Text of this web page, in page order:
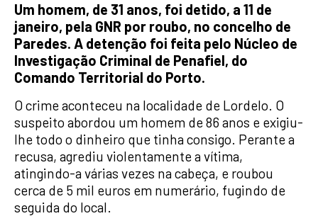
Um homem, de 31 anos, foi detido, a 11 de
janeiro, pela GNR por roubo, no concelho de
Paredes. A detenção foi feita pelo Núcleo de
Investigação Criminal de Penafiel, do
Comando Territorial do Porto.
O crime aconteceu na localidade de Lordelo. O
suspeito abordou um homem de 86 anos e exigiu-
lhe todo o dinheiro que tinha consigo. Perante a
recusa, agrediu violentamente a vítima,
atingindo-a várias vezes na cabeça, e roubou
cerca de 5 mil euros em numerário, fugindo de
seguida do local.